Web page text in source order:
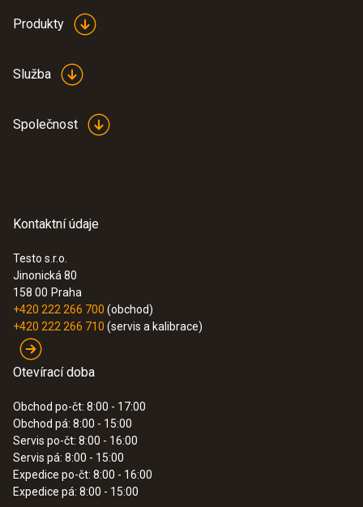
:0635 9572
Vrtulková sonda (Ø 16 mm) - vč.
teplotního senzoru, s připojovacím
kabelem
Intuitivní: jasně strukturované menu měření
rychlosti proudění, objemového průtoku a
27,050.00 Kč
32,730.50 Kč
Produkty
Služba
Společnost
Kontaktní údaje
Testo s.r.o.
Jinonická 80
158 00 Praha
+420 222 266 700 (obchod)
+420 222 266 710 (servis a kalibrace)
Otevírací doba
Obchod po-čt: 8:00 - 17:00
Obchod pá: 8:00 - 15:00
Servis po-čt: 8:00 - 16:00
Servis pá: 8:00 - 15:00
Expedice po-čt: 8:00 - 16:00
Expedice pá: 8:00 - 15:00